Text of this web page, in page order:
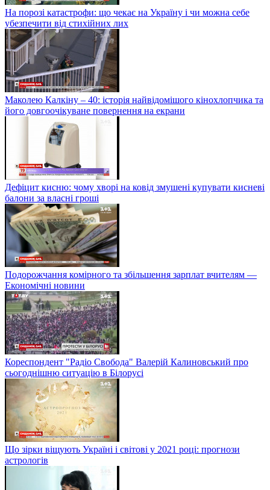
На порозі катастрофи: що чекає на Україну і чи можна себе
убезпечити від стихійних лих
Маколею Калкіну – 40: історія найвідомішого кінохлопчика та
його довгоочікуване повернення на екрани
Дефіцит кисню: чому хворі на ковід змушені купувати кисневі
балони за власні гроші
Подорожчання комірного та збільшення зарплат вчителям —
Економічні новини
Кореспондент "Радіо Свобода" Валерій Калиновський про
сьогоднішню ситуацію в Білорусі
Що зірки віщують Україні і світові у 2021 році: прогнози
астрологів